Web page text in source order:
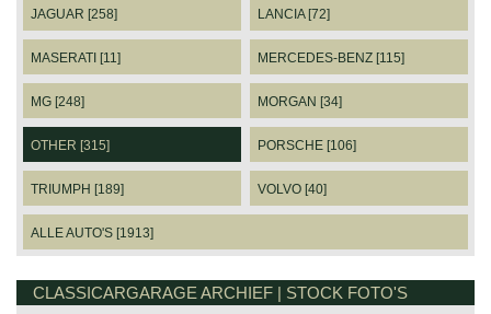
JAGUAR [258] LANCIA [72]
MASERATI [11] MERCEDES-BENZ [115]
MG [248] MORGAN [34]
OTHER [315] PORSCHE [106]
TRIUMPH [189] VOLVO [40]
ALLE AUTO'S [1913]
CLASSICARGARAGE ARCHIEF | STOCK FOTO'S